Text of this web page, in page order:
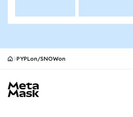
PYPLon/SNOWon